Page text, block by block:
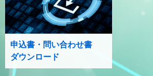
申込書・問い合わせ書
ダウンロード